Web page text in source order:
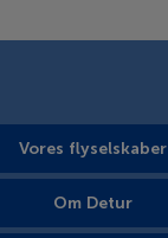
Vores flyselskaber
Om Detur